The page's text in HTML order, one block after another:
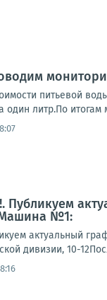
питьевой
один литр.По
Публикуем
Машина №1:
актуальный
дивизии, 10-